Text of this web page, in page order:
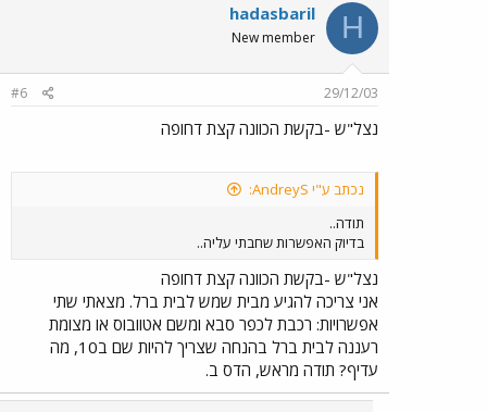
H
hadasbaril
New member
29/12/03
#6
נצל"ש -בקשת הכוונה קצת דחופה
נכתב ע"י AndreyS:
תודה..
בדיוק האפשרות שחבתי עליה..
נצל"ש -בקשת הכוונה קצת דחופה
אני צריכה להגיע מבית שמש לבית ברל. מצאתי שתי
אפשרויות: רכבת לכפר סבא ומשם אטוובוס או מצומת
רעננה לבית ברל בהנחה שצריך להיות שם ב10, מה
עדיף? תודה מראש, הדס ב.